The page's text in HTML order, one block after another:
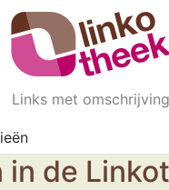
Links met omschrijving
in de